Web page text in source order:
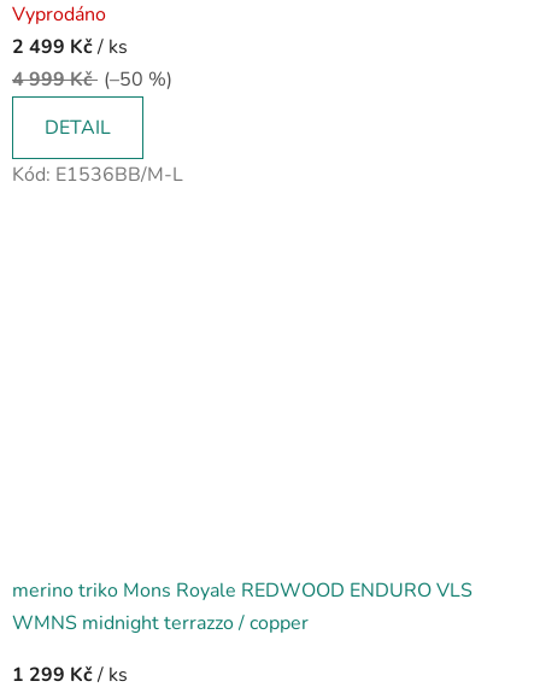
Vyprodáno
2 499 Kč/ ks
4 999 Kč (–50 %)
DETAIL
Kód: E1536BB/M-L
merino triko Mons Royale REDWOOD ENDURO VLS
WMNS midnight terrazzo / copper
1 299 Kč/ ks